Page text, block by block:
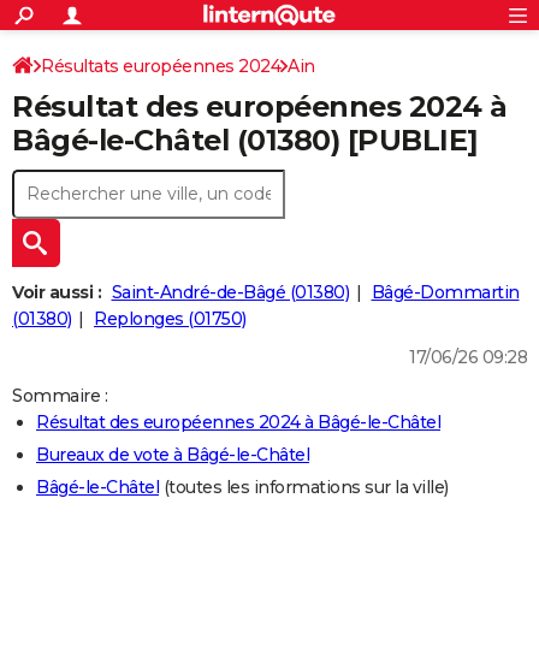
ACTUALITÉS
Politique
Société
Faits Divers
Education
Monde
Villes
+
SPORT
Coupe du monde 2026
Football
Tennis
Cyclisme
Rugby
Forum
CULTURE
Programme TV
TNT
Streaming
Cinéma
Sorties cinéma
Musique
+
FINANCE
Retraite
Impôts
Epargne
Immobilier
Risques naturels par ville
Banque
Assurance
Crédit
AUTO
Essais
Réserver un essai
Citadines
Berlines
SUV
Forum auto
+
HIGH-TECH
Mobiles
Meilleur smartphone
Internet
Ordinateurs
Jeux vidéo
Guide high-tech
+
BRICOLAGE
Guides de France
Escapades
Patrimoine
Expositions
Musées
Week-end nature
LIFESTYLE
Art de vivre
Bien-être
Loisirs
Mode
Modes de vie
S'inscrire
Connexion
Résultats européennes 2024 Ain
Résultat des européennes 2024 à
Bâgé-le-Châtel (01380) [PUBLIE]
Voir aussi : Saint-André-de-Bâgé (01380)
Bâgé-Dommartin
(01380)
Replonges (01750)
17/06/26 09:28
Sommaire :
Résultat des européennes 2024 à Bâgé-le-Châtel
Bureaux de vote à Bâgé-le-Châtel
Bâgé-le-Châtel (toutes les informations sur la ville)